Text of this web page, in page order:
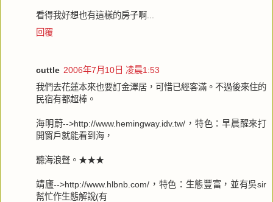
看得我好想也有這樣的房子啊...
回覆
cuttle 2006年7月10日 凌晨1:53
我們去花蓮本來也要訂金澤居，可惜已經客滿。不過後來住的
民宿有都超棒。
海明蔚-->http://www.hemingway.idv.tw/，特色：早晨醒來打
開窗戶就能看到海，
聽海浪聲。★★★
靖廬-->http://www.hlbnb.com/，特色：生態豐富，並有吳sir
幫忙作生態解說(有